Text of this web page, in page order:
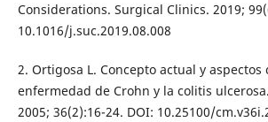
Considerations. Surgical Clinics. 2019;
10.1016/j.suc.2019.08.008
2. Ortigosa L. Concepto actual y aspectos
enfermedad de Crohn y la colitis
2005; 36(2):16-24. DOI: 10.25100/